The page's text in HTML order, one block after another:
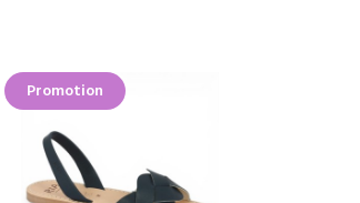
Promotion